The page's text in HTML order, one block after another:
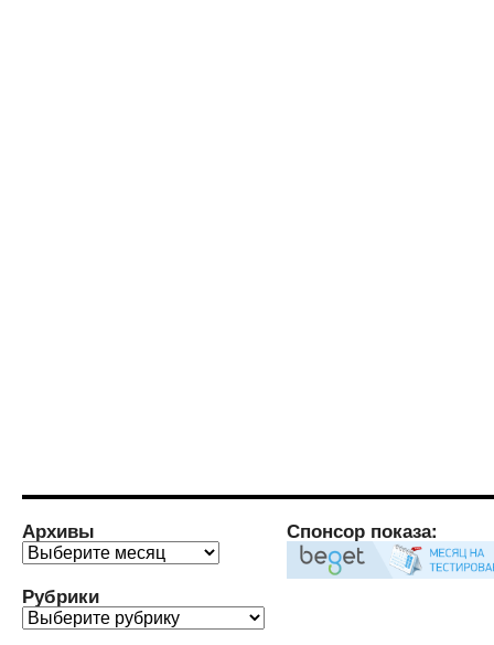
Архивы
Архивы
Рубрики
Рубрики
Спонсор показа: